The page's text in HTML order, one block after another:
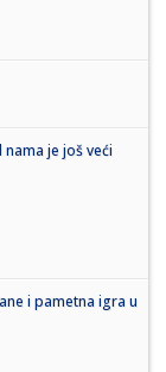
nama je još veći
i pametna igra u